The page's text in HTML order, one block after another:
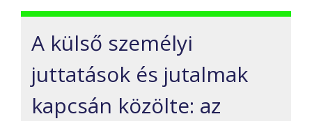
A külső személyi
juttatások és jutalmak
kapcsán közölte: az